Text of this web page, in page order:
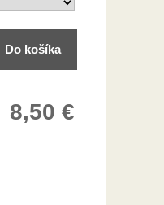
Do košíka
8,50 €